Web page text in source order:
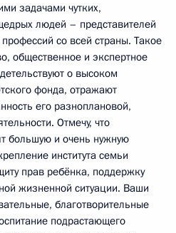
задачами чутких,
людей – представителей
со всей страны. Такое
общественное и экспертное
о высоком
фонда, отражают
его разноплановой,
Отмечу, что
большую и очень нужную
института семьи
прав ребёнка, поддержку
жизненной ситуации. Ваши
благотворительные
подрастающего